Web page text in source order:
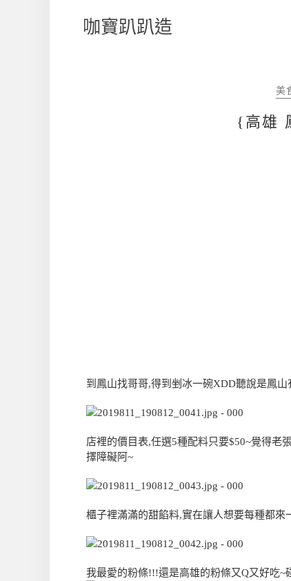
咖寶趴趴造
美
{高雄
到鳳山找哥哥,得到剉冰一碗XDD聽說是鳳
店裡的價目表,任選5種配料只要$50~覺得老
擇障礙阿~
櫃子裡滿滿的甜餡料,實在讓人想要每種都來
我最愛的粉條!!!還是高雄的粉條又Q又好吃~